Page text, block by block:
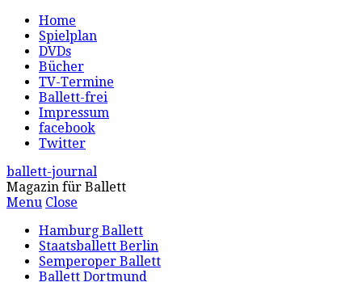
Home
Spielplan
DVDs
Bücher
TV-Termine
Ballett-frei
Impressum
facebook
Twitter
ballett-journal
Magazin für Ballett
Menu Close
Hamburg Ballett
Staatsballett Berlin
Semperoper Ballett
Ballett Dortmund